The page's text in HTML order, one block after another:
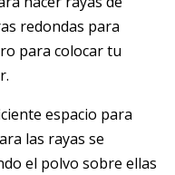
redondas para
para colocar tu
espacio para
las rayas se
el polvo sobre ellas